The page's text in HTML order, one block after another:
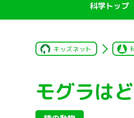
科学トップ
キッズネット
モグラは